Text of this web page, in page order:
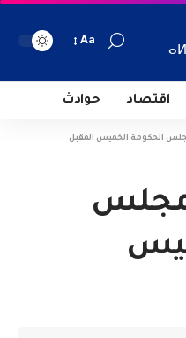
Aa
اقتصاد حوادث
الحكومة الخميس المقبل
مجلس